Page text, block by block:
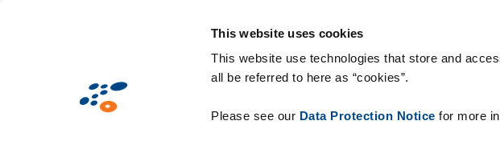
This website uses cookies
This website use technologies that store and
all be referred to here as “cookies”.
Please see our Data Protection Notice for more
Mercati Tecnologie & Consumabili